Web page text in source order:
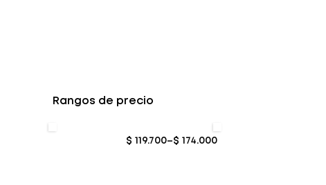
Rangos de precio
$ 119.700–$ 174.000